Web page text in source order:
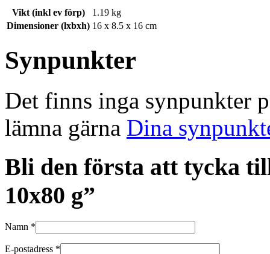
Vikt (inkl ev förp)
1.19 kg
Dimensioner (lxbxh) 16 x 8.5 x 16 cm
Synpunkter
Det finns inga synpunkter
lämna gärna Dina
Bli den första att tycka
10x80 g”
Namn *
E-postadress *